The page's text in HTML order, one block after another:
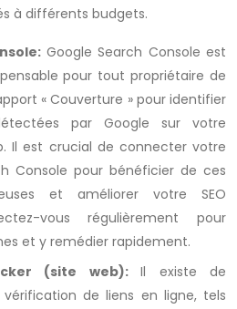
à différents budgets.
Google Search Console est
pour tout propriétaire de
« Couverture » pour identifier
par Google sur votre
Il est crucial de connecter votre
Console pour bénéficier de ces
et améliorer votre SEO
vous régulièrement pour
et y remédier rapidement.
(site web):Il existe de
de liens en ligne, tels